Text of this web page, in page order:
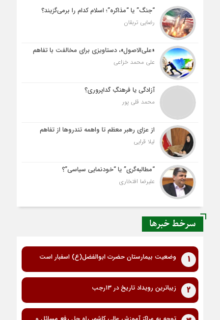
“جنگ” یا “مذاکره”؛ اسلام کدام را برمی‌گزیند؟
رضایی تربقان
«علی‌الاصول»، دستاویزی برای مخالفت با تفاهم
علی محمد خزاعی
آزادگی یا فرهنگِ گداپروری؟
محمد قلی پور
از عزای رهبر معظم تا واهمه تندروها از تفاهم
لیلا قرایی
“مطالبه‌گری” یا “خودنمایی سیاسی”؟
علیرضا افتخاری
سرخط خبرها
1 وضعیت بیمارستان حضرت ابوالفضل(ع) اسفبار است
2 زیباترین رویداد تاریخ در ۱۳رجب